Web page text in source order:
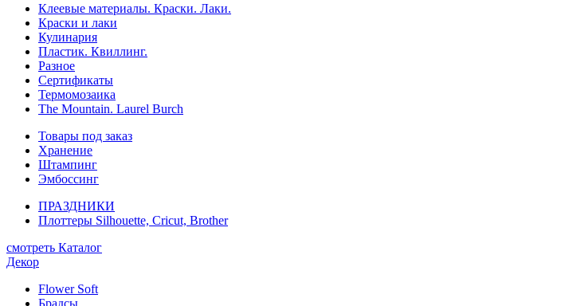
Клеевые материалы. Краски. Лаки.
Краски и лаки
Кулинария
Пластик. Квиллинг.
Разное
Сертификаты
Термомозаика
The Mountain. Laurel Burch
Товары под заказ
Хранение
Штампинг
Эмбоссинг
ПРАЗДНИКИ
Плоттеры Silhouette, Cricut, Brother
смотреть Каталог
Декор
Flower Soft
Брадсы